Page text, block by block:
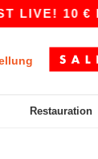
10 €
Restauration